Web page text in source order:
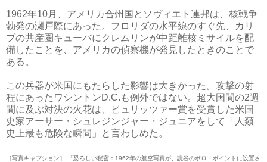
1962年10月、アメリカ合州国とソヴィエト連邦は、核戦争
勃発の瀬戸際にあった。フロリダの水平線のすぐ先、カリ
ブの共産圏キューバにクレムリンが中距離核ミサイルを配
備したことを、アメリカの偵察機が発見したときのことで
ある。
この兵器が米国にもたらした影響は大きかった。攻撃の射
程にあったワシントンD.C.も例外ではない。超大国間の2週
間に及ぶ対決の火花は、ピュリッツァー賞を受賞した米国
史家アーサー・シュレジンジャー・ジュニアをして「人類
史上最も危険な瞬間」と言わしめた。
［写真キャプション］ 「恐ろしい秘密：1962年の航空写真が、読谷のボロ・ポイントに設置さ